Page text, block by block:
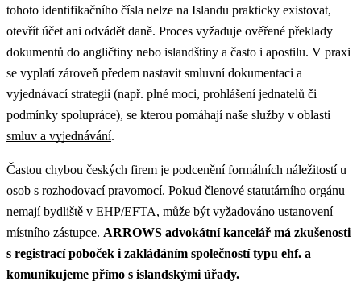
tohoto identifikačního čísla nelze na Islandu prakticky existovat,
otevřít účet ani odvádět daně. Proces vyžaduje ověřené překlady
dokumentů do angličtiny nebo islandštiny a často i apostilu. V praxi
se vyplatí zároveň předem nastavit smluvní dokumentaci a
vyjednávací strategii (např. plné moci, prohlášení jednatelů či
podmínky spolupráce), se kterou pomáhají naše služby v oblasti
smluv a vyjednávání.
Častou chybou českých firem je podcenění formálních náležitostí u
osob s rozhodovací pravomocí. Pokud členové statutárního orgánu
nemají bydliště v EHP/EFTA, může být vyžadováno ustanovení
místního zástupce. ARROWS advokátní kancelář má zkušenosti
s registrací poboček i zakládáním společností typu ehf. a
komunikujeme přímo s islandskými úřady.